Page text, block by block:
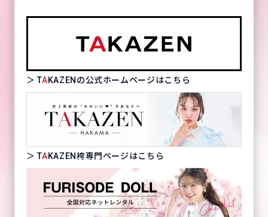
＞ TAKAZENの公式ホームページはこちら
＞ TAKAZEN袴専門ページはこちら